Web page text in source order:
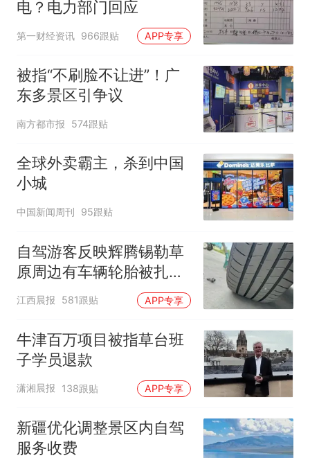
电？电力部门回应
第一财经资讯 966跟贴 APP专享
被指“不刷脸不让进”！广
东多景区引争议
南方都市报 574跟贴
全球外卖霸主，杀到中国
小城
中国新闻周刊 95跟贴
自驾游客反映辉腾锡勒草
原周边有车辆轮胎被扎，
修理店铺换胎价格高达千
元，官方发布情况通报
江西晨报 581跟贴 APP专享
牛津百万项目被指草台班
子学员退款
潇湘晨报 138跟贴 APP专享
新疆优化调整景区内自驾
服务收费